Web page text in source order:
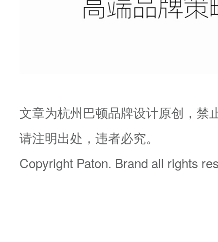
文章为杭州巴顿品牌设计原创，禁
请注明出处，违者必究。
Copyright Paton. Brand all rights